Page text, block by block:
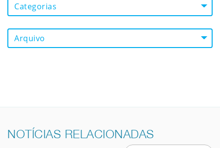
Categorias
Arquivo
NOTÍCIAS RELACIONADAS